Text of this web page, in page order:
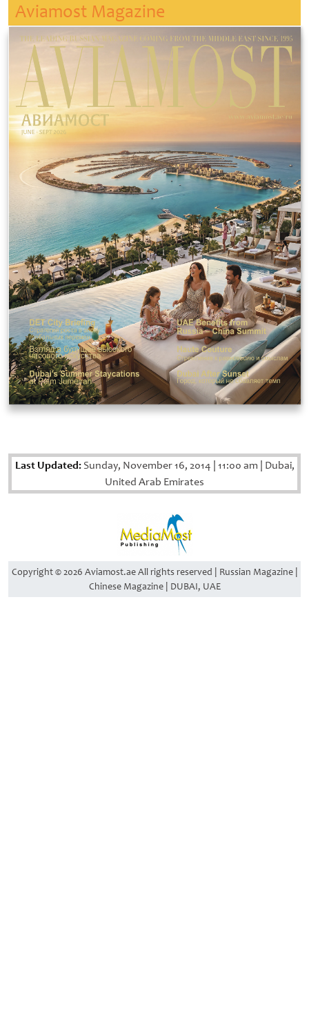
Aviamost Magazine
Last Updated:Sunday, November 16, 2014 11:00 am Dubai,
United Arab Emirates
Copyright © 2026 Aviamost.ae All rights reserved | Russian Magazine |
Chinese Magazine | DUBAI, UAE